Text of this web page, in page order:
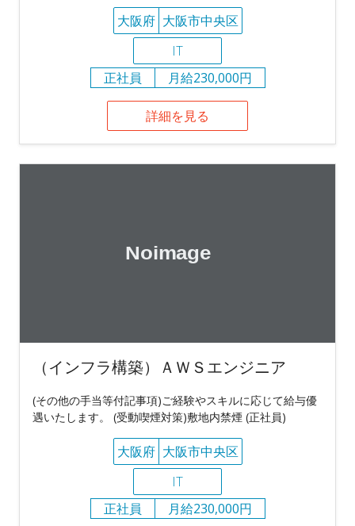
大阪府 大阪市中央区
IT
正社員
月給230,000円
詳細を見る
（インフラ構築）ＡＷＳエンジニア
(その他の手当等付記事項)ご経験やスキルに応じて給与優
遇いたします。 (受動喫煙対策)敷地内禁煙 (正社員)
大阪府 大阪市中央区
IT
正社員
月給230,000円